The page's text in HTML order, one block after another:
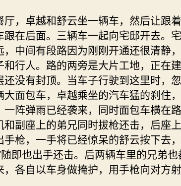
卓越和舒云坐一辆车，然后让跟
跟在后面。三辆车一起向宅邸开去。
，中间有段路因为刚刚开通还很清静
行人。路的两旁是大片工地，正在建
还没有封顶。当车子行驶到这里时，
大面包车，卓越乘坐的汽车猛的刹住
一阵弹雨已经袭来，同时面包车横在
和副座上的弟兄同时拔枪还击，后座
手枪，一手将已经惊呆的舒云按下去，
随即也出手还击。后两辆车里的兄弟
各自以车身做掩护，用手枪向对方射